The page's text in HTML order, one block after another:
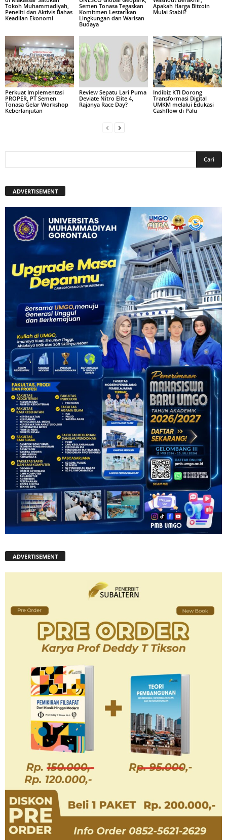
Tokoh Muhammadiyah,
Peneliti dan Aktivis Bahas
Keadilan Ekonomi
Semen Tonasa Tegaskan
Komitmen Lestarikan
Lingkungan dan Warisan
Budaya
Apakah Harga Bitcoin
Mulai Stabil?
Perkuat Implementasi
PROPER, PT Semen
Tonasa Gelar Workshop
Keberlanjutan
Review Sepatu Lari Puma
Deviate Nitro Elite 4,
Rajanya Race Day?
Indibiz KTI Dorong
Transformasi Digital
UMKM melalui Edukasi
Cashflow di Palu
ADVERTISEMENT
ADVERTISEMENT